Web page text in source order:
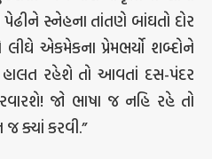
સ્નેહના તાંતણે બાંઘતો દોર
લીઘે એકમેકના પ્રેમભર્યો શબ્દોને
રહેશે તો આવતાં દસ-પંદર
જો ભાષા જ નહિ રહે તો
જ ક્યાં કરવી.”